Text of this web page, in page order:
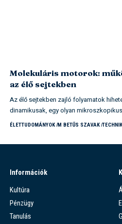
Molekuláris motorok:
az élő sejtekben
Az élő sejtekben zajló folyamatok
dinamikusak, egy olyan
ÉLETTUDOMÁNYOK M BETŰS SZAVAK
Információk
Kultúra
Pénzügy
Tanulás